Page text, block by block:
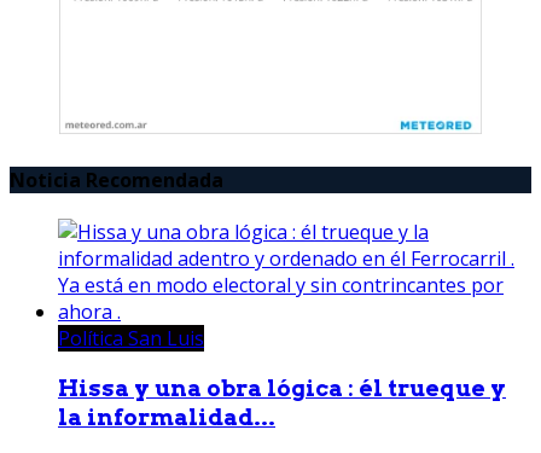
Noticia Recomendada
Política San Luis
Hissa y una obra lógica : él trueque y
la informalidad...